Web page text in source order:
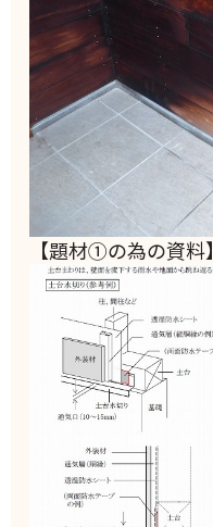
【題材①の為の資料】